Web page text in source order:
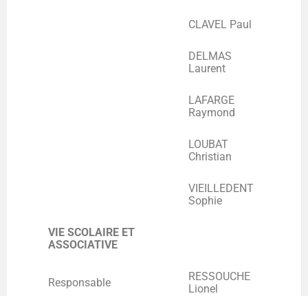
CLAVEL Paul
DELMAS
Laurent
LAFARGE
Raymond
LOUBAT
Christian
VIEILLEDENT
Sophie
VIE SCOLAIRE ET
ASSOCIATIVE
Responsable
RESSOUCHE
Lionel